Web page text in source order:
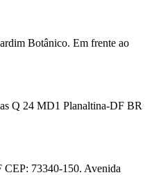
Botânico. Em frente ao
Q 24 MD1 Planaltina-DF BR
73340-150. Avenida